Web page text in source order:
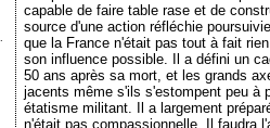
capable de faire table rase et de
source d'une action réfléchie
que la France n'était pas tout à fait
son influence possible. Il a défini un
50 ans après sa mort, et les grands
jacents même s'ils s'estompent peu à
étatisme militant. Il a largement
n'était pas compassionnelle. Il faudra